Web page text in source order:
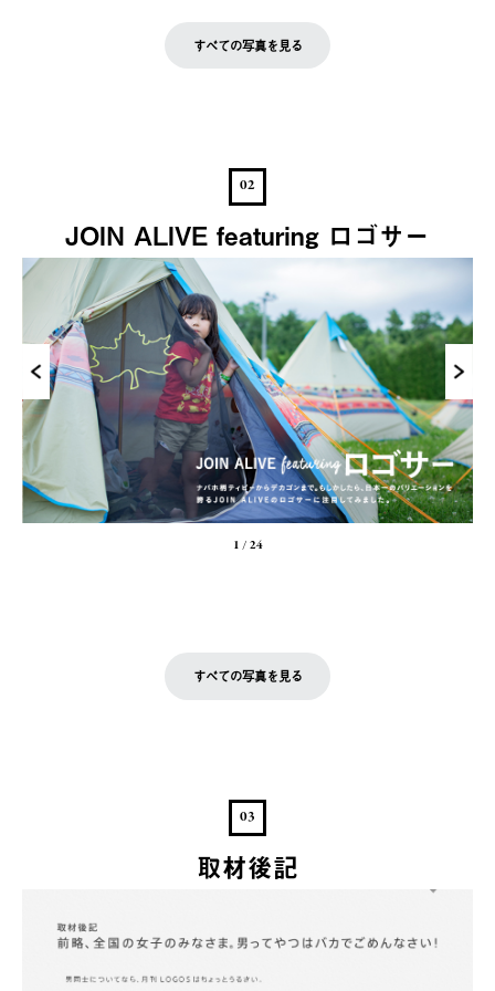
すべての写真を見る
02
JOIN ALIVE featuring ロゴサー
1/24
すべての写真を見る
03
取材後記